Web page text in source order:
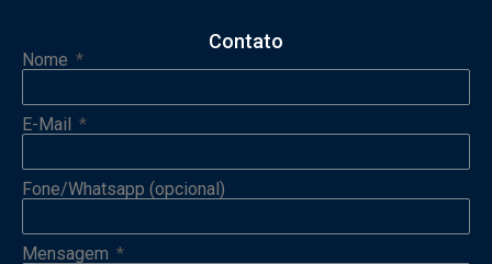
Contato
Nome
E-Mail
Fone/Whatsapp (opcional)
Mensagem